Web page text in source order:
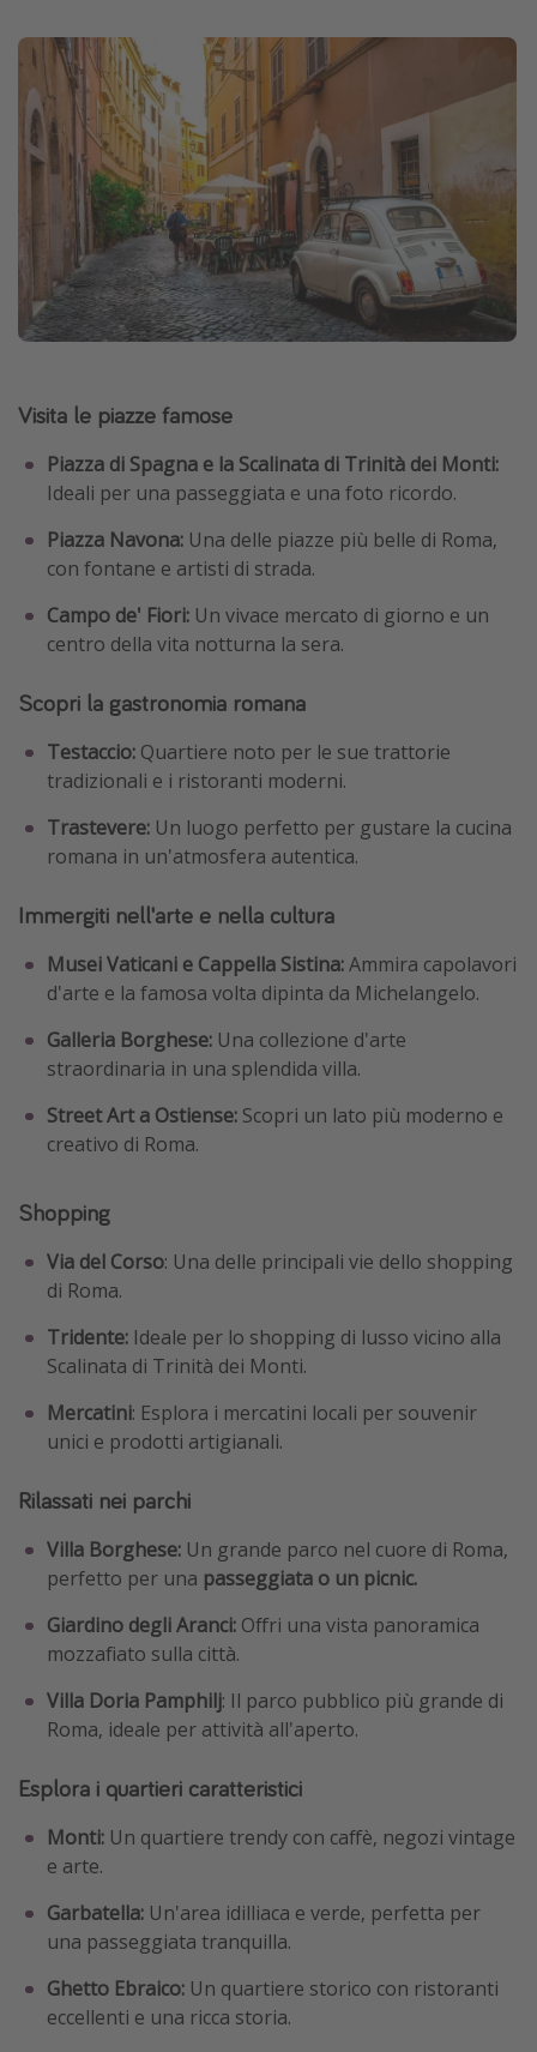
Visita le piazze famose
Piazza di Spagna e la Scalinata di Trinità dei Monti:
Ideali per una passeggiata e una foto ricordo.
Piazza Navona: Una delle piazze più belle di Roma,
con fontane e artisti di strada.
Campo de' Fiori: Un vivace mercato di giorno e un
centro della vita notturna la sera.
Scopri la gastronomia romana
Testaccio: Quartiere noto per le sue trattorie
tradizionali e i ristoranti moderni.
Trastevere: Un luogo perfetto per gustare la cucina
romana in un'atmosfera autentica.
Immergiti nell'arte e nella cultura
Musei Vaticani e Cappella Sistina:Ammira capolavori
d'arte e la famosa volta dipinta da Michelangelo.
Galleria Borghese: Una collezione d'arte
straordinaria in una splendida villa.
Street Art a Ostiense: Scopri un lato più moderno e
creativo di Roma.
Shopping
Via del Corso: Una delle principali vie dello shopping
di Roma.
Tridente: Ideale per lo shopping di lusso vicino alla
Scalinata di Trinità dei Monti.
Mercatini: Esplora i mercatini locali per souvenir
unici e prodotti artigianali.
Rilassati nei parchi
Villa Borghese: Un grande parco nel cuore di Roma,
perfetto per una passeggiata o un picnic.
Giardino degli Aranci: Offri una vista panoramica
mozzafiato sulla città.
Villa Doria Pamphilj: Il parco pubblico più grande di
Roma, ideale per attività all'aperto.
Esplora i quartieri caratteristici
Monti: Un quartiere trendy con caffè, negozi vintage
e arte.
Garbatella: Un'area idilliaca e verde, perfetta per
una passeggiata tranquilla.
Ghetto Ebraico: Un quartiere storico con ristoranti
eccellenti e una ricca storia.